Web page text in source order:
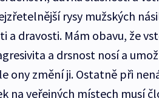
rysy mužských
dravosti. Mám obavu, že
a drsnost nosí a
ony změní ji. Ostatně při
na veřejných místech musí